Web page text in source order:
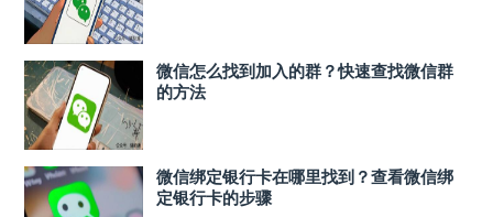
微信怎么找到加入的群？快速查找微信群
的方法
微信绑定银行卡在哪里找到？查看微信绑
定银行卡的步骤